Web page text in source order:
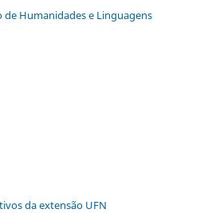
de Humanidades e Linguagens
da extensão UFN